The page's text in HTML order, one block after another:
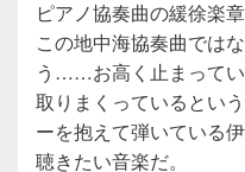
ピアノ協奏曲の緩徐楽
この地中海協奏曲では
う……お高く止まって
取りまくっているとい
ーを抱えて弾いている
聴きたい音楽だ。